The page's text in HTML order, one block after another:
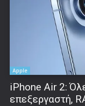
Apple
iPhone Air 2:
επεξεργαστή,